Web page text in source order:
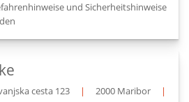
und Sicherheitshinweise
cesta 123 | 2000 Maribor
|